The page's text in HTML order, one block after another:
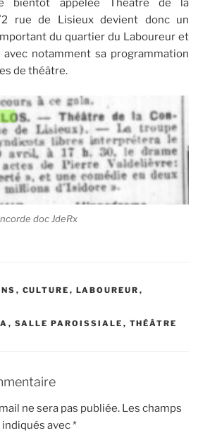
bientôt appelée Théâtre de la
rue de Lisieux devient donc un
du quartier du Laboureur et
notamment sa programmation
de théâtre.
doc JdeRx
, CULTURE , LABOUREUR ,
, SALLE PAROISSIALE , THÉÂTRE
ne sera pas publiée. Les champs
avec*